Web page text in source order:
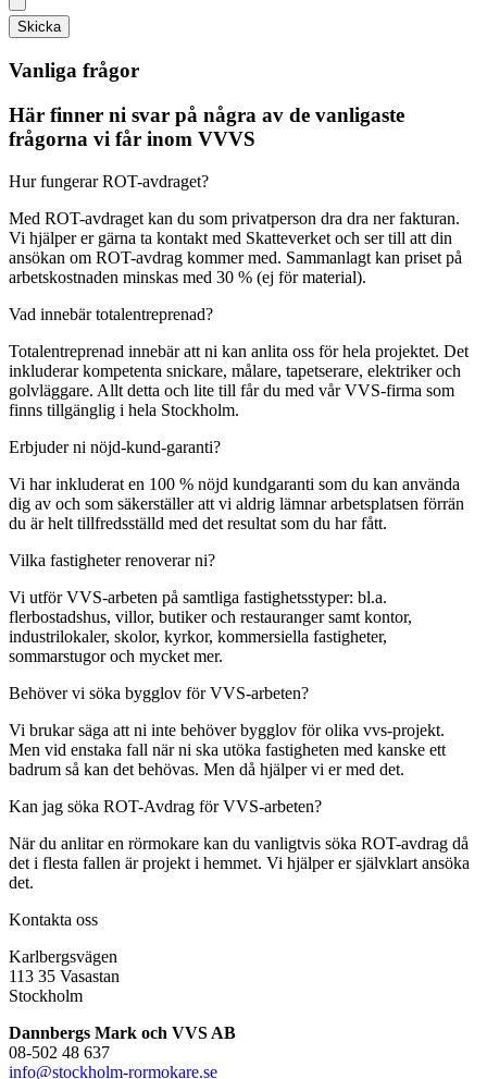
Skicka
Vanliga frågor
Här finner ni svar på några av de vanligaste
frågorna vi får inom VVVS
Hur fungerar ROT-avdraget?
Med ROT-avdraget kan du som privatperson dra dra ner fakturan.
Vi hjälper er gärna ta kontakt med Skatteverket och ser till att din
ansökan om ROT-avdrag kommer med. Sammanlagt kan priset på
arbetskostnaden minskas med 30 % (ej för material).
Vad innebär totalentreprenad?
Totalentreprenad innebär att ni kan anlita oss för hela projektet. Det
inkluderar kompetenta snickare, målare, tapetserare, elektriker och
golvläggare. Allt detta och lite till får du med vår VVS-firma som
finns tillgänglig i hela Stockholm.
Erbjuder ni nöjd-kund-garanti?
Vi har inkluderat en 100 % nöjd kundgaranti som du kan använda
dig av och som säkerställer att vi aldrig lämnar arbetsplatsen förrän
du är helt tillfredsställd med det resultat som du har fått.
Vilka fastigheter renoverar ni?
Vi utför VVS-arbeten på samtliga fastighetsstyper: bl.a.
flerbostadshus, villor, butiker och restauranger samt kontor,
industrilokaler, skolor, kyrkor, kommersiella fastigheter,
sommarstugor och mycket mer.
Behöver vi söka bygglov för VVS-arbeten?
Vi brukar säga att ni inte behöver bygglov för olika vvs-projekt.
Men vid enstaka fall när ni ska utöka fastigheten med kanske ett
badrum så kan det behövas. Men då hjälper vi er med det.
Kan jag söka ROT-Avdrag för VVS-arbeten?
När du anlitar en rörmokare kan du vanligtvis söka ROT-avdrag då
det i flesta fallen är projekt i hemmet. Vi hjälper er självklart ansöka
det.
Kontakta oss
Karlbergsvägen
113 35 Vasastan
Stockholm
Dannbergs Mark och VVS AB
08-502 48 637
info@stockholm-rormokare.se